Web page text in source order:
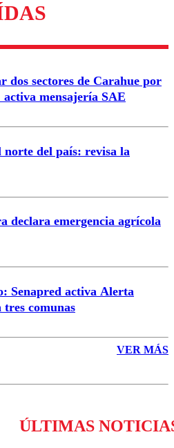
para garantizar un
respetuoso.
dos sectores de Carahue por
mensajería SAE
norte del país: revisa la
declara emergencia agrícola
Senapred activa Alerta
comunas
VER MÁS
ÚLTIMAS